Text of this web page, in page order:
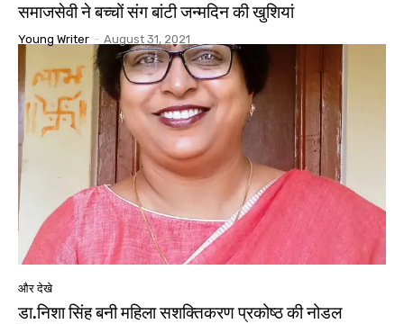
समाजसेवी ने बच्चों संग बांटी जन्मदिन की खुशियां
Young Writer - August 31, 2021
और देखे
डा.निशा सिंह बनी महिला सशक्तिकरण प्रकोष्ठ की नोडल